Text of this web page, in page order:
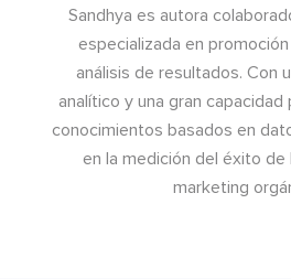
Sandhya es autora
especializada en
análisis de resultados. Con
analítico y una gran capacidad
conocimientos basados en
en la medición del éxito de
marketing